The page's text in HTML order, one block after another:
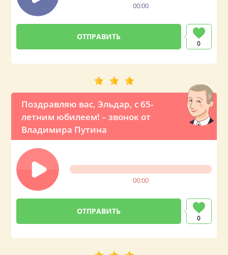
00:00
0
Поздравляю вас, Эльдар, с 65-
летним юбилеем! – звонок от
Владимира Путина
00:00
0